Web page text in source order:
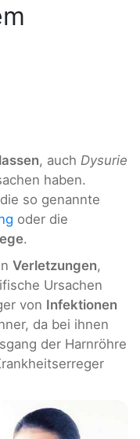
, auch Dysurie
haben.
so genannte
oder die
.
Verletzungen,
Ursachen
von Infektionen
da bei ihnen
der Harnröhre